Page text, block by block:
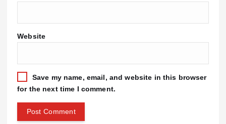
Website
Save my name, email, and website in this browser
for the next time I comment.